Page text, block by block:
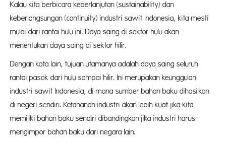
Kalau kita berbicara keberlanjutan (sustainability) dan
keberlangsungan (continuity) industri sawit Indonesia, kita mesti
mulai dari rantai hulu ini. Daya saing di sektor hulu akan
menentukan daya saing di sektor hilir.
Dengan kata lain, tujuan utamanya adalah daya saing seluruh
rantai pasok dari hulu sampai hilir. Ini merupakan keunggulan
industri sawit Indonesia, di mana sumber bahan baku dihasilkan
di negeri sendiri. Ketahanan industri akan lebih kuat jika kita
memiliki bahan baku sendiri dibandingkan jika industri harus
mengimpor bahan baku dari negara lain.